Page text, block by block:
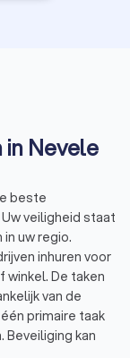
Nevele
beste
veiligheid staat
uw regio.
inhuren voor
winkel. De taken
van de
primaire taak
Beveiliging kan